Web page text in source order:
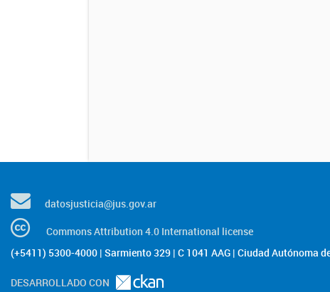
datosjusticia@jus.gov.ar
Commons Attribution 4.0 International license
(+5411) 5300-4000 | Sarmiento 329 | C 1041 AAG | Ciudad Autónoma
DESARROLLADO CON